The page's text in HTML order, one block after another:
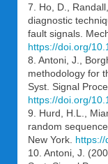
7. Ho, D.,
diagnostic
fault signals.
https://doi.org/
8. Antoni, J.,
methodology for
Syst. Signal
https://doi.org/
9. Hurd, H.L.,
random
New York.
10. Antoni, J.